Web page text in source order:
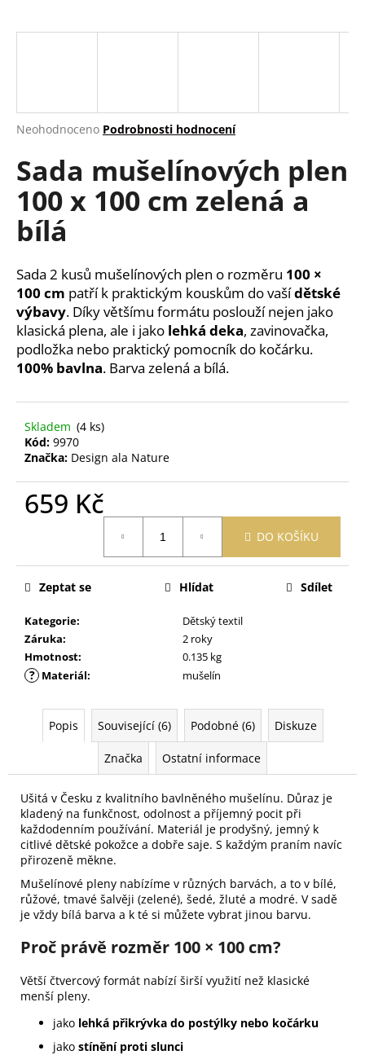
Průměrné
produktu
je
0,0
5
hvězdiček.
Neohodnoceno Podrobnosti hodnocení
Sada mušelínových plen
100 x 100 cm zelená a
bílá
Sada 2 kusů mušelínových plen o rozměru 100 ×
100 cm patří k praktickým kouskům do vašídětské
výbavy. Díky většímu formátu poslouží nejen jako
klasická plena, ale i jako lehká deka, zavinovačka,
podložka nebo praktický pomocník do kočárku.
100% bavlna. Barva zelená a bílá.
Skladem (4 ks)
Kód: 9970
Značka: Design ala Nature
659 Kč
DO KOŠÍKU
Kategorie:
Dětský textil
Záruka:
2 roky
Hmotnost: 0.135 kg
? Materiál: mušelín
Zeptat se Hlídat Sdílet
Popis Související (6) Podobné (6) Diskuze
Značka Ostatní informace
Ušitá v Česku z kvalitního bavlněného mušelínu. Důraz je
kladený na funkčnost, odolnost a příjemný pocit při
každodenním používání. Materiál je prodyšný, jemný k
citlivé dětské pokožce a dobře saje. S každým praním navíc
přirozeně měkne.
Mušelínové pleny nabízíme v různých barvách, a to v bílé,
růžové, tmavé šalvěji (zelené), šedé, žluté a modré. V sadě
je vždy bílá barva a k té si můžete vybrat jinou barvu.
Proč právě rozměr 100 × 100 cm?
Větší čtvercový formát nabízí širší využití než klasické
menší pleny.
jako lehká přikrývka do postýlky nebo kočárku
jako stínění proti slunci
j
?
HLEDAT
o
p
o
r
u
č
j
e
m
e
OBAL
NA
MEDVĚD
395
Kč